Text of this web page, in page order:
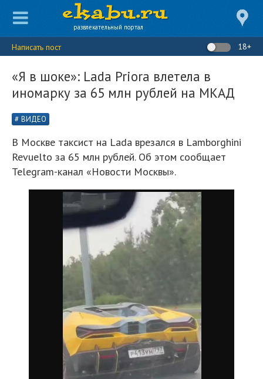
развлекательный портал
Написать пост 18+
«Я в шоке»: Lada Priora влетела в
иномарку за 65 млн рублей на МКАД
ВИДЕО
В Москве таксист на Lada врезался в Lamborghini
Revuelto за 65 млн рублей. Об этом сообщает
Telegram-канал «Новости Москвы».